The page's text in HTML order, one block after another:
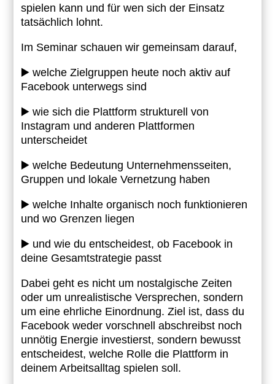
spielen kann und für wen sich der Einsatz
tatsächlich lohnt.
Im Seminar schauen wir gemeinsam darauf,
▶️ welche Zielgruppen heute noch aktiv auf
Facebook unterwegs sind
▶️ wie sich die Plattform strukturell von
Instagram und anderen Plattformen
unterscheidet
▶️ welche Bedeutung Unternehmensseiten,
Gruppen und lokale Vernetzung haben
▶️ welche Inhalte organisch noch funktionieren
und wo Grenzen liegen
▶️ und wie du entscheidest, ob Facebook in
deine Gesamtstrategie passt
Dabei geht es nicht um nostalgische Zeiten
oder um unrealistische Versprechen, sondern
um eine ehrliche Einordnung. Ziel ist, dass du
Facebook weder vorschnell abschreibst noch
unnötig Energie investierst, sondern bewusst
entscheidest, welche Rolle die Plattform in
deinem Arbeitsalltag spielen soll.